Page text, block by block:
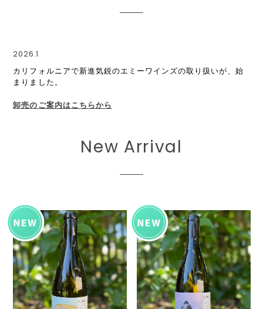
2026.1
カリフォルニアで新進気鋭のエミーワインズの取り扱いが、始
まりました。
卸売のご案内はこちらから
New Arrival